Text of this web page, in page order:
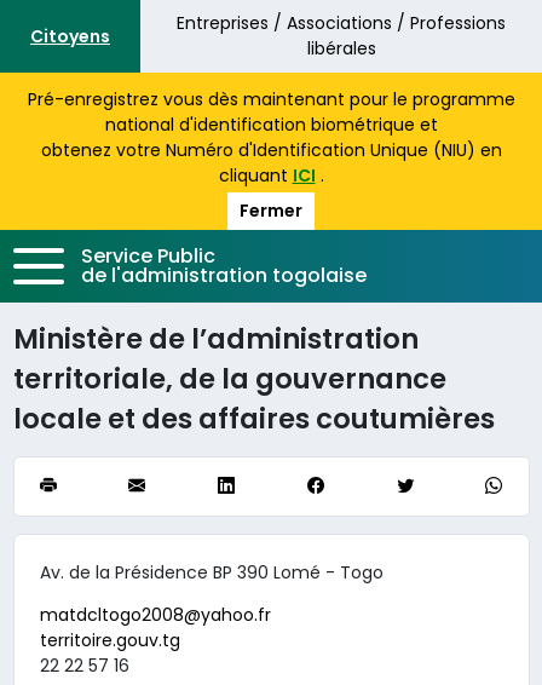
Aller au contenu principal
Citoyens
Entreprises / Associations / Professions
libérales
Pré-enregistrez vous dès maintenant pour le programme
national d'identification biométrique et
obtenez votre Numéro d'Identification Unique (NIU) en
cliquant ICI .
Fermer
Service Public
de l'administration togolaise
Ministère de l’administration
territoriale, de la gouvernance
locale et des affaires coutumières
Av. de la Présidence BP 390 Lomé - Togo
matdcltogo2008@yahoo.fr
territoire.gouv.tg
22 22 57 16